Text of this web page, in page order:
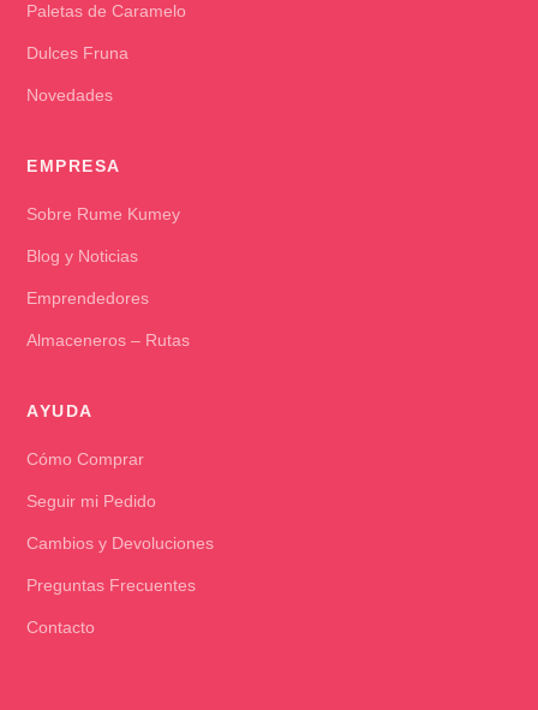
Paletas de Caramelo
Dulces Fruna
Novedades
EMPRESA
Sobre Rume Kumey
Blog y Noticias
Emprendedores
Almaceneros – Rutas
AYUDA
Cómo Comprar
Seguir mi Pedido
Cambios y Devoluciones
Preguntas Frecuentes
Contacto